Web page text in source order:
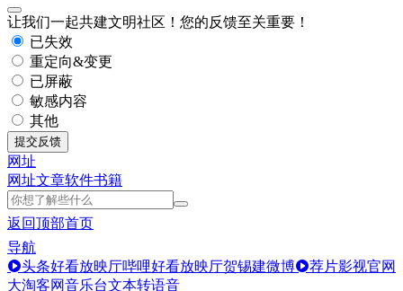
让我们一起共建文明社区！您的反馈至关重要！
已失效
重定向&变更
已屏蔽
敏感内容
其他
提交反馈
网址
网址文章软件书籍
返回顶部首页
导航
头条好看放映厅哔哩好看放映厅贺锡建微博
荐片影视官网
大淘客网音乐台文本转语音